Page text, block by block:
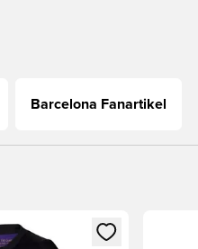
Barcelona Fanartikel
zum Anmelden oderÖffnet